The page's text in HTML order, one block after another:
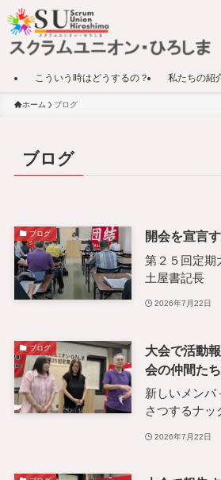
こういう時はどうするの？ 私たちの紹
ホーム ブログ
ブログ
ブログ 開会を宣言
第２５回定期
土屋書記長
2026年7月22日
ブログ
大会で活動
会の仲間たち
新しいメンバ
さつするナッ
2026年7月22日